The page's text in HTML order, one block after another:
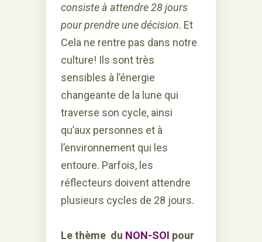
consiste à attendre 28 jours
pour prendre une décision. Et
Cela ne rentre pas dans notre
culture! Ils sont très
sensibles à l’énergie
changeante de la lune qui
traverse son cycle, ainsi
qu’aux personnes et à
l’environnement qui les
entoure. Parfois, les
réflecteurs doivent attendre
plusieurs cycles de 28 jours.
Le thème du NON-SOI pour